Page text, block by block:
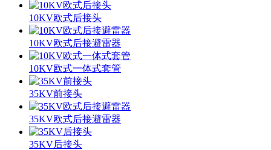
10KV欧式后接头
10KV欧式后接避雷器
10KV欧式一体式套管
35KV前接头
35KV欧式后接避雷器
35KV后接头